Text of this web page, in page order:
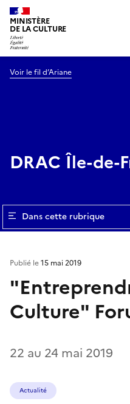
MINISTÈRE
DE LA CULTURE
Voir le fil d’Ariane
DRAC Île-de-
Dans cette rubrique
Culture"
22 au 24 mai 2019
Publié le15 mai 2019
Actualité